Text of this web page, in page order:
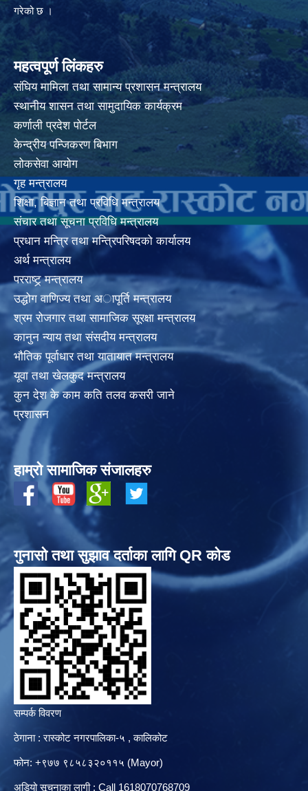
गरेको छ ।
महत्वपूर्ण लिंकहरु
संघिय मामिला तथा सामान्य प्रशासन मन्त्रालय
स्थानीय शासन तथा सामुदायिक कार्यक्रम
कर्णाली प्रदेश पोर्टल
केन्द्रीय पन्जिकरण बिभाग
लोकसेवा आयोग
गृह मन्त्रालय
शिक्षा, बिज्ञान तथा प्रविधि मन्त्रालय
संचार तथा सूचना प्रविधि मन्त्रालय
प्रधान मन्त्रि तथा मन्त्रिपरिषदको कार्यालय
अर्थ मन्त्रालय
परराष्ट्र् मन्त्रालय
उद्धोग वाणिज्य तथा अापूर्ति मन्त्रालय
श्रम रोजगार तथा सामाजिक सूरक्षा मन्त्रालय
कानुन न्याय तथा संसदीय मन्त्रालय
भाैतिक पूर्वाधार तथा यातायात मन्त्रालय
यूवा तथा खेलकुद मन्त्रालय
कुन देश के काम कति तलव कसरी जाने
प्रशासन
हाम्रो सामाजिक संजालहरु
गुनासो तथा सुझाव दर्ताका लागि QR कोड
सम्पर्क विवरण
ठेगाना : रास्कोट नगरपालिका-५ , कालिकोट
फोन: +९७७ ९८५८३२०११५ (Mayor)
अडियो सूचनाका लागी : Call 1618070768709